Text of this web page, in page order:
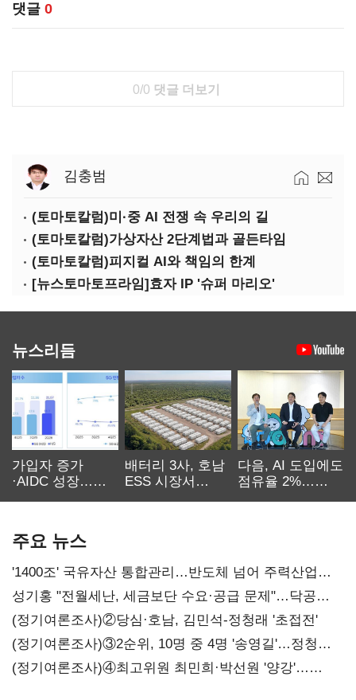
댓글 0
0/0 댓글 더보기
김충범
(토마토칼럼)미·중 AI 전쟁 속 우리의 길
(토마토칼럼)가상자산 2단계법과 골든타임
(토마토칼럼)피지컬 AI와 책임의 한계
[뉴스토마토프라임]효자 IP '슈퍼 마리오'
뉴스리듬
가입자 증가
·AIDC 성장…
배터리 3사, 호남
ESS 시장서
다음, AI 도입에도
점유율 2%…
주요 뉴스
'1400조' 국유자산 통합관리…반도체 넘어 주력산업
구조혁신
성기홍 "전월세난, 세금보단 수요·공급 문제"…닥공
시사
(정기여론조사)②당심·호남, 김민석-정청래 '초접전'
(정기여론조사)③2순위, 10명 중 4명 '송영길'…정청래
'한 자릿수'
(정기여론조사)④최고위원 최민희·박선원 '양강'…